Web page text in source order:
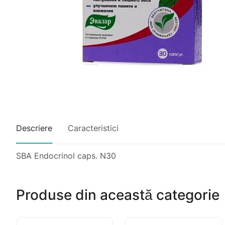
Descriere Caracteristici
SBA Endocrinol caps. N30
Produse din această categorie